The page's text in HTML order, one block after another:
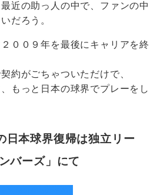
近の助っ人の中で、ファンの中
だろう。
００９年を最後にキャリアを終
約がごちゃついただけで、
もっと日本の球界でプレーをし
日本球界復帰は独立リー
バーズ」にて